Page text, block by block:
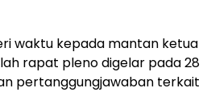
waktu kepada mantan ketua
rapat pleno digelar pada 28
pertanggungjawaban terkait